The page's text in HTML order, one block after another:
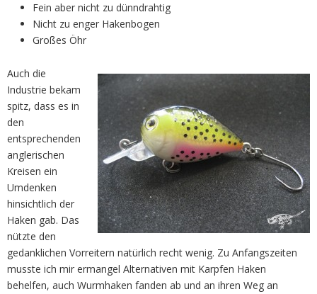
Fein aber nicht zu dünndrahtig
Nicht zu enger Hakenbogen
Großes Öhr
Auch die
Industrie bekam
spitz, dass es in
den
entsprechenden
anglerischen
Kreisen ein
Umdenken
hinsichtlich der
Haken gab. Das
nützte den
gedanklichen Vorreitern natürlich recht wenig. Zu Anfangszeiten
musste ich mir ermangel Alternativen mit Karpfen Haken
behelfen, auch Wurmhaken fanden ab und an ihren Weg an